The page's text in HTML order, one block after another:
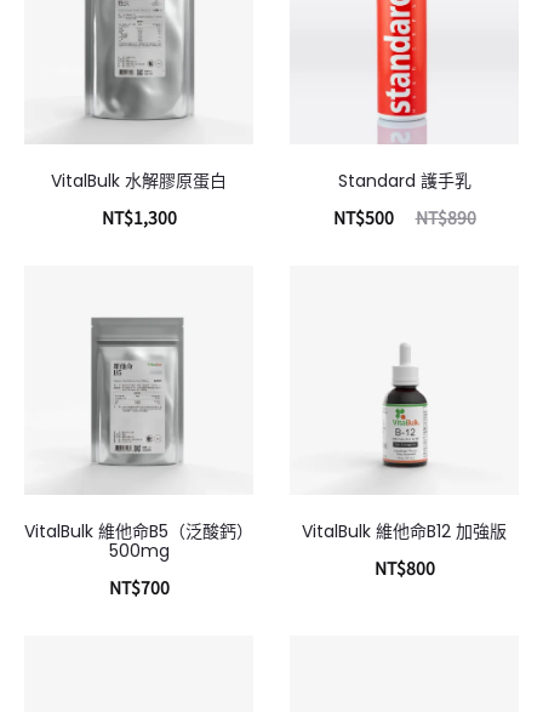
VitalBulk 水解膠原蛋白
NT$1,300
Standard 護手乳
NT$890
NT$500
VitalBulk 維他命B5（泛酸鈣）
500mg
NT$700
VitalBulk 維他命B12 加強版
NT$800